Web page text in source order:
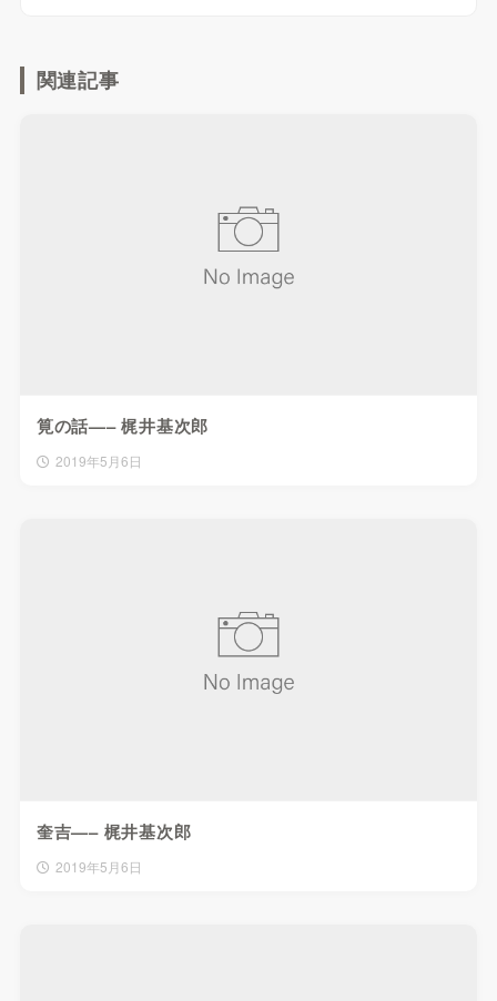
関連記事
筧の話—– 梶井基次郎
2019年5月6日
奎吉—– 梶井基次郎
2019年5月6日